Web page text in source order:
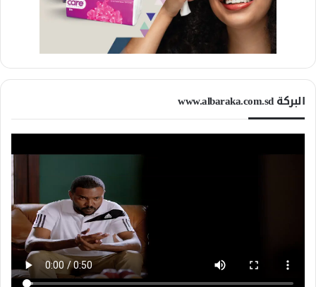
البركة www.albaraka.com.sd